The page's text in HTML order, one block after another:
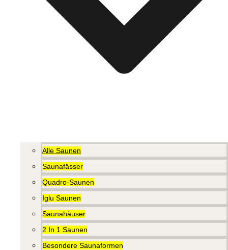
Alle Saunen
Saunafässer
Quadro-Saunen
Iglu Saunen
Saunahäuser
2 In 1 Saunen
Besondere Saunaformen